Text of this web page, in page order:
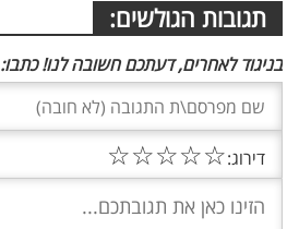
תגובות הגולשים:
בניגוד לאחרים, דעתכם חשובה לנו! כתבו:
דירוג:☆
☆
☆
☆
☆